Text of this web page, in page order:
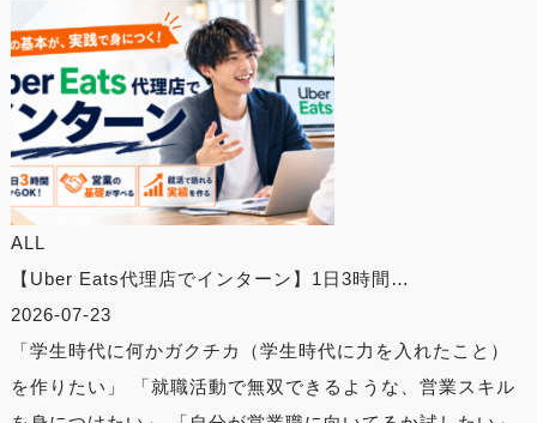
ALL
【Uber Eats代理店でインターン】1日3時間…
2026-07-23
「学生時代に何かガクチカ（学生時代に力を入れたこと）
を作りたい」 「就職活動で無双できるような、営業スキル